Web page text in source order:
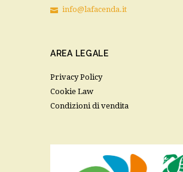
info@lafacenda.it
AREA LEGALE
Privacy Policy
Cookie Law
Condizioni di vendita